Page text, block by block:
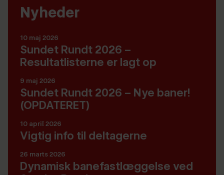
Nyheder
10 maj 2026
Sundet Rundt 2026 –
Resultatlisterne er lagt op
9 maj 2026
Sundet Rundt 2026 – Nye baner!
(OPDATERET)
10 april 2026
Vigtig info til deltagerne
26 marts 2026
Dynamisk banefastlæggelse ved